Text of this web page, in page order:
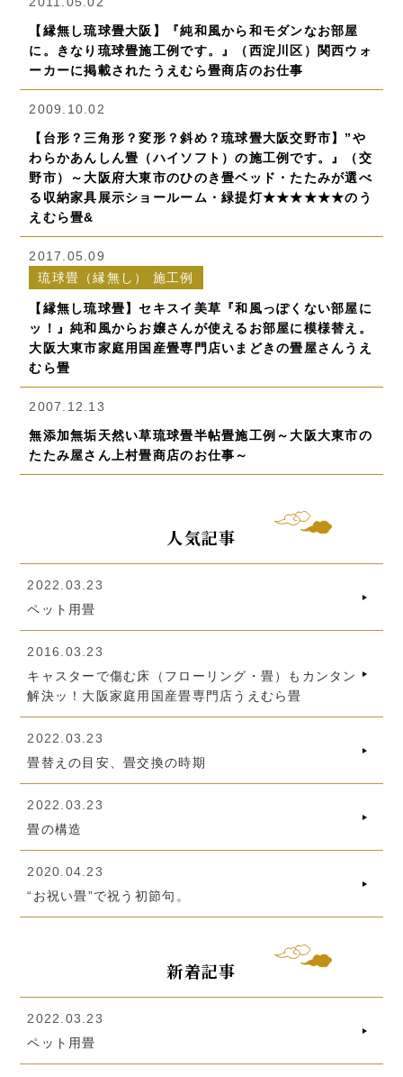
【縁無し琉球畳大阪】『純和風から和モダンなお部屋
に。きなり琉球畳施工例です。』（西淀川区）関西ウォ
ーカーに掲載されたうえむら畳商店のお仕事
2009.10.02
【台形？三角形？変形？斜め？琉球畳大阪交野市】”や
わらかあんしん畳（ハイソフト）の施工例です。』（交
野市）～大阪府大東市のひのき畳ベッド・たたみが選べ
る収納家具展示ショールーム・緑提灯★★★★★★のう
えむら畳&
2017.05.09
琉球畳（縁無し） 施工例
【縁無し琉球畳】セキスイ美草『和風っぽくない部屋に
ッ！』純和風からお嬢さんが使えるお部屋に模様替え。
大阪大東市家庭用国産畳専門店いまどきの畳屋さんうえ
むら畳
2007.12.13
無添加無垢天然い草琉球畳半帖畳施工例～大阪大東市の
たたみ屋さん上村畳商店のお仕事～
人気記事
2022.03.23
ペット用畳
2016.03.23
キャスターで傷む床（フローリング・畳）もカンタン
解決ッ！大阪家庭用国産畳専門店うえむら畳
2022.03.23
畳替えの目安、畳交換の時期
2022.03.23
畳の構造
2020.04.23
“お祝い畳”で祝う初節句。
新着記事
2022.03.23
ペット用畳